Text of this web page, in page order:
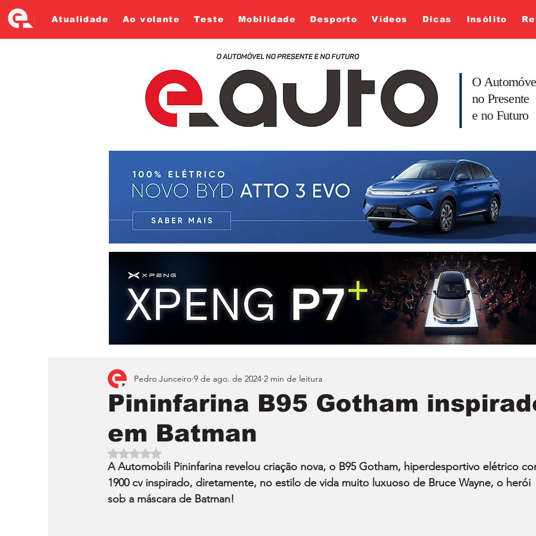
Atualidade Ao volante Teste Mobilidade Desporto Vídeos Dicas Insólito
O
no Presente
e no Futuro
Pininfarina B95 Gotham
em Batman
Pedro Junceiro 9 de ago. de 2024 2 min de leitura
Avaliado com NaN de 5 estrelas.
A Automobili Pininfarina revelou criação nova, o B95 Gotham, hiperdesportivo elétrico
1900 cv inspirado, diretamente, no estilo de vida muito luxuoso de Bruce Wayne, o herói
sob a máscara de Batman!